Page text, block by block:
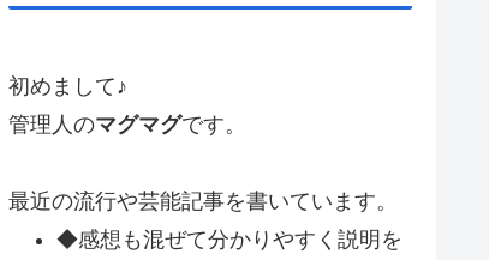
初めまして♪
管理人のマグマグです。
最近の流行や芸能記事を書いています。
◆感想も混ぜて分かりやすく説明を